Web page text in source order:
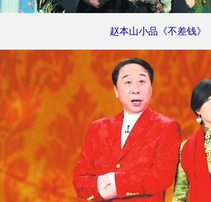
赵本山小品《不差钱》